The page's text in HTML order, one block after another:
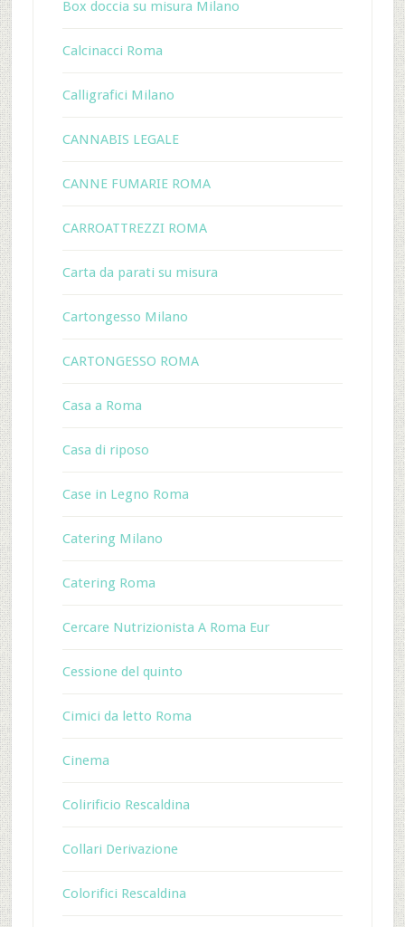
Box doccia su misura Milano
Calcinacci Roma
Calligrafici Milano
CANNABIS LEGALE
CANNE FUMARIE ROMA
CARROATTREZZI ROMA
Carta da parati su misura
Cartongesso Milano
CARTONGESSO ROMA
Casa a Roma
Casa di riposo
Case in Legno Roma
Catering Milano
Catering Roma
Cercare Nutrizionista A Roma Eur
Cessione del quinto
Cimici da letto Roma
Cinema
Colirificio Rescaldina
Collari Derivazione
Colorifici Rescaldina